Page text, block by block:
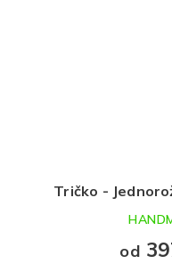
Tričko -
od